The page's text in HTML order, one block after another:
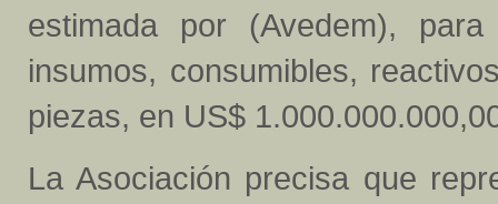
estimada por (Avedem),
insumos, consumibles,
piezas, en US$
La Asociación precisa que